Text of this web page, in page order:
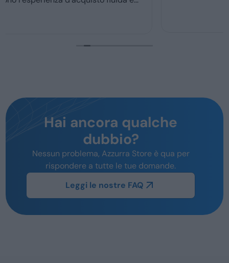
Hai ancora qualche
dubbio?
Nessun problema, Azzurra Store è qua per
rispondere a tutte le tue domande.
Leggi le nostre FAQ